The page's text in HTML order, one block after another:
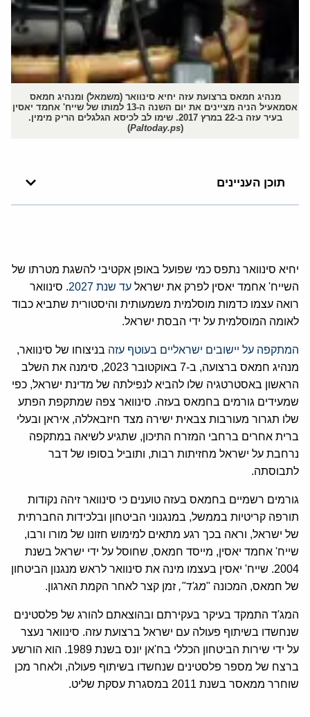
מנהיג חמאס ברצועת עזה יחיא סינוואר (משמאל) ומנהיג חמאס
אסמאעיל הניה מציינים את יום השנה ה-13 למותו של שייח' אחמד יאסין
בעיר עזה ב-22 במרץ 2017. שימו לב לכיסא הגלגלים הריק מימין.
(
Paltoday.ps
)
תוכן העניינים
יחיא סינוואר נתפס כמי שפועל באופן אקטיבי להשגת מטרתו של
השייח' אחמד יאסין לפרק את ישראל עד שנת 2027
. סינוואר
רואה עצמו כדמות מוסלמית משמעותית והיסטורית שתביא כבוד
לאומה המוסלמית על ידי הבסת ישראל.
המתקפה על יישובים ישראליים בעוטף עזה בניצוחו של סינוואר,
מנהיג חמאס ברצועה, ב-7 באוקטובר 2023, סימנה את השלב
הראשון באסטרטגיה שלו להביא לנפילתה של מדינת ישראל, כפי
שמעידים גורמים בחמאס בעזה. סינוואר צפה שמתקפת הפתע
שלו תגרור מעורבות צבאית ישירה מצד חיזבאללה, איראן ובעלי
ברית אחרים ברחבי המזרח התיכון, שתגיע לשיאה במתקפה
נרחבת על ישראל מחזיתות רבות, ותוביל בסופו של דבר
לתבוסתה.
גורמים רשמיים בחמאס בעזה טוענים כי סינוואר זיהה נקודות
תורפה קריטיות בממשל, במנגנוני הביטחון ובלכידות החברתית
של ישראל, וראה בכך רגע מתאים למימוש חזונו של מורו ורבו,
שייח' אחמד יאסין, מייסד חמאס, שחוסל על ידי ישראל בשנת
2004. שייח' יאסין בעצמו מינה את סינוואר לראש מנגנון הביטחון
של חמאס, המכונה "מג'ד", זמן קצר לאחר הקמת הארגון.
המג'ד התמקד בעיקר בעקירתם ובהוצאתם להורג של פלסטינים
שנחשדו בשיתוף פעולה עם ישראל ברצועת עזה. סינוואר נעצר
על ידי שירות הביטחון הכללי בח'אן יונס בשנת 1989. הוא הורשע
ברצח של מספר פלסטינים שנחשדו בשיתוף פעולה, ולאחר מכן
שוחרר ממאסר בשנת 2011 במסגרת עסקת שליט.